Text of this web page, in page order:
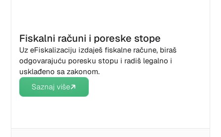
Fiskalni računi i poreske stope
Uz eFiskalizaciju izdaješ fiskalne račune, biraš
odgovarajuću poresku stopu i radiš legalno i
usklađeno sa zakonom.
Saznaj više